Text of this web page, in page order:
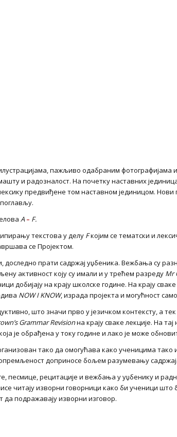
пажљиво одабраним
и радозналост. На почетку наставних
предвиђене том наставном јединицом. Нови
A – F.
текстова у делу Fкојим се тематски и
се Пројектом.
доследно прати садржај уџбеника. Вежбања су
активност коју су имали и у трећем разреду Mr
добијају на крају школске године. На крају
NOW I KNOW, израда пројекта и могућност
што значи прво у језичком контексту, а
Grammar Revisionна крају сваке лекције. На
је обрађена у току године и лако је може
тако да омогућава како ученицима
доприносе бољем разумевању
песмице, рецитације и вежбања у уџбенику и
читају изворни говорници како би ученици
да подражавају изворни изговор.